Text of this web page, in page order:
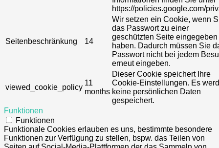
https://policies.google.com/
Seitenbeschränkung 14
Wir setzen ein Cookie, wenn
das Passwort zu einer
geschützten Seite eingegeben
haben. Dadurch müssen Sie
Passwort nicht bei jedem
erneut eingeben.
viewed_cookie_policy
11
months
Dieser Cookie speichert Ihre
Cookie-Einstellungen. Es
keine persönlichen Daten
gespeichert.
Funktionen
Funktionen
Funktionale Cookies erlauben es uns, bestimmte besondere
Funktionen zur Verfügung zu stellen, bspw. das Teilen von